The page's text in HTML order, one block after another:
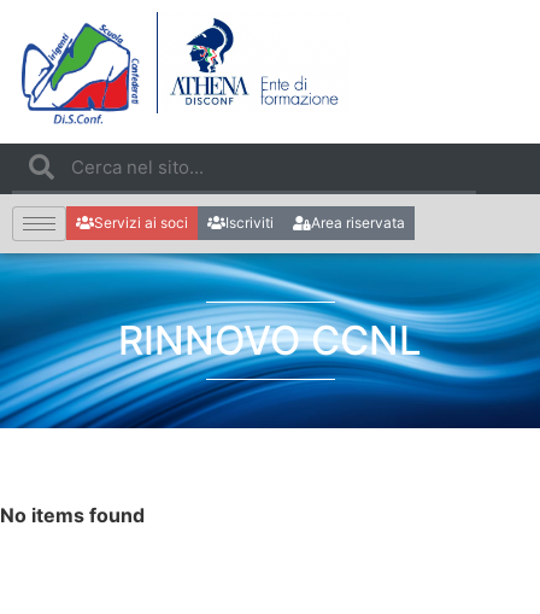
Servizi ai soci Iscriviti Area riservata
RINNOVO CCNL
No items found